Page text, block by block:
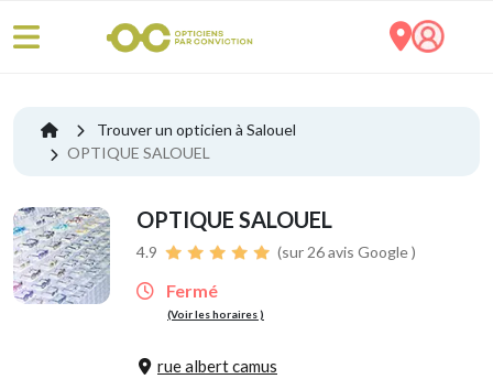
Trouver un opticien à Salouel
OPTIQUE SALOUEL
OPTIQUE SALOUEL
4.9 (sur 26 avis Google )
Fermé
(Voir les horaires )
rue albert camus